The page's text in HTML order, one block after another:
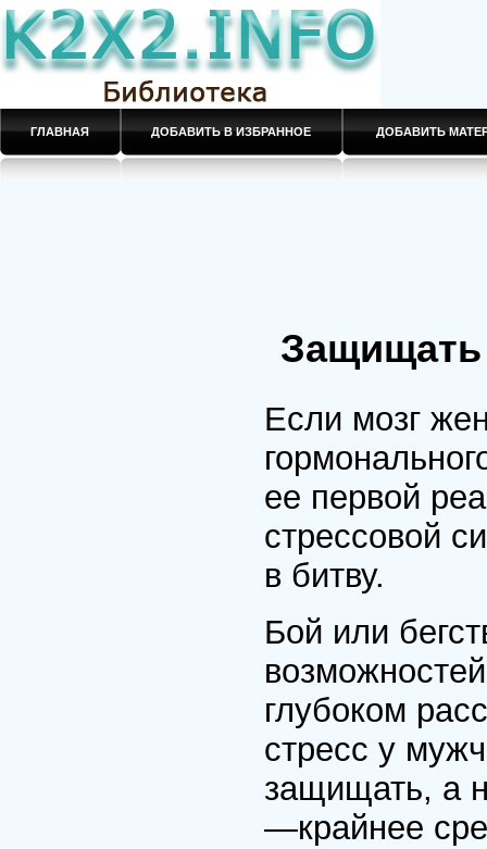
ГЛАВНАЯ ДОБАВИТЬ В ИЗБРАННОЕ ДОБАВИТЬ
Если мозг
ее первой
стрессовой
в битву.
Бой или
глубоком
стресс у
защищать, а
—крайнее